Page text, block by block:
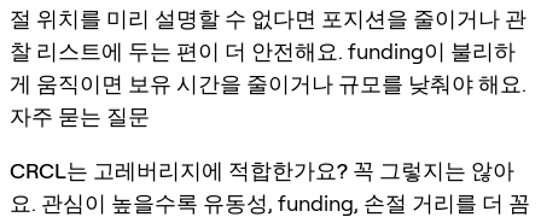
절 위치를 미리 설명할 수 없다면 포지션을 줄이거나 관
찰 리스트에 두는 편이 더 안전해요. funding이 불리하
게 움직이면 보유 시간을 줄이거나 규모를 낮춰야 해요.
자주 묻는 질문
CRCL는 고레버리지에 적합한가요? 꼭 그렇지는 않아
요. 관심이 높을수록 유동성, funding, 손절 거리를 더 꼼